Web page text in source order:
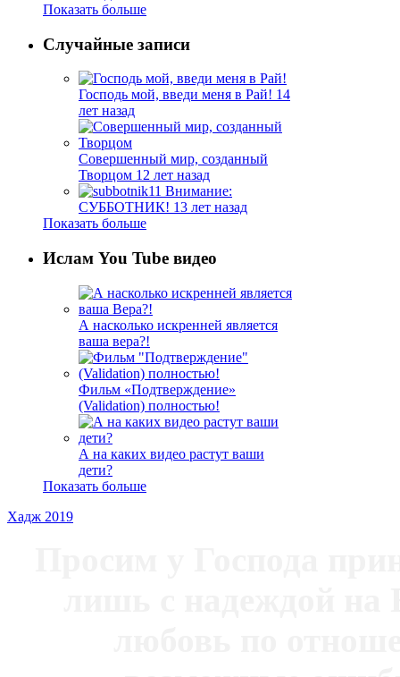
Показать больше
Случайные записи
Господь мой, введи меня в Рай! 14
лет назад
Совершенный мир, созданный
Творцом 12 лет назад
Внимание:
СУББОТНИК! 13 лет назад
Показать больше
Ислам You Tube видео
А насколько искренней является
ваша вера?!
Фильм «Подтверждение»
(Validation) полностью!
А на каких видео растут ваши
дети?
Показать больше
Хадж 2019